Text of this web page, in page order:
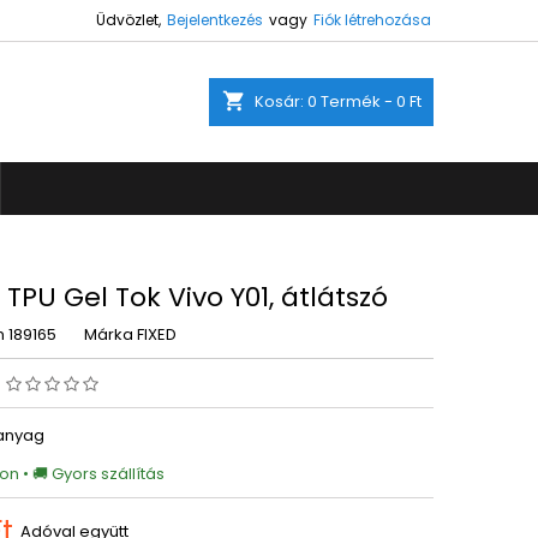
Üdvözlet, Bejelentkezés vagy Fiók létrehozása
shopping_cart Kosár: 0 Termék - 0 Ft
TPU Gel Tok Vivo Y01, átlátszó
189165 Márka FIXED
• 🚚 Gyors szállítás
Adóval együtt